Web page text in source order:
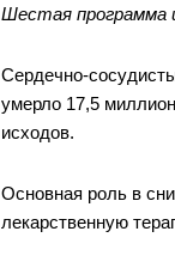
Шестая программа
Сердечно-
умерло 17,5
исходов.
Основная роль в
лекарственную